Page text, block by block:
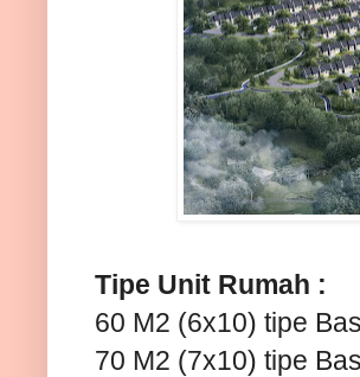
Tipe Unit Rumah :
60 M2 (6x10) tipe
70 M2 (7x10) tipe